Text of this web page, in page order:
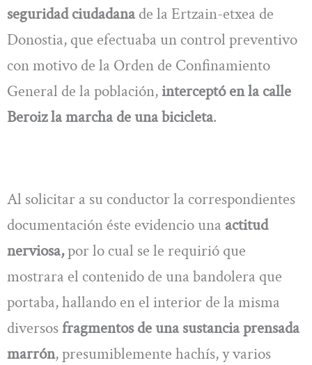
seguridad ciudadanade la Ertzain-etxea de
Donostia, que efectuaba un control preventivo
con motivo de la Orden de Confinamiento
General de la población, interceptó en la calle
Beroiz la marcha de una bicicleta.
Al solicitar a su conductor la correspondientes
documentación éste evidencio una actitud
nerviosa,por lo cual se le requirió que
mostrara el contenido de una bandolera que
portaba, hallando en el interior de la misma
diversosfragmentos de una sustancia prensada
marrón, presumiblemente hachís, y varios